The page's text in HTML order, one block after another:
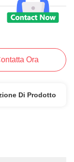
Ora
Di Prodotto